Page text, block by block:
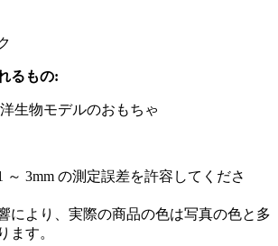
るもの:
生物モデルのおもちゃ
～ 3mm の測定誤差を許容してくださ
により、実際の商品の色は写真の色と多
ます。